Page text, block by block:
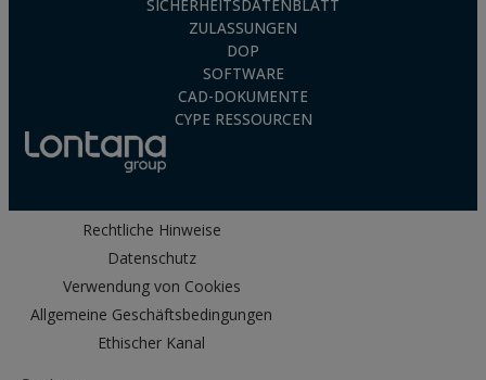
SICHERHEITSDATENBLATT
ZULASSUNGEN
DOP
SOFTWARE
CAD-DOKUMENTE
CYPE RESSOURCEN
Rechtliche Hinweise
Datenschutz
Verwendung von Cookies
Allgemeine Geschäftsbedingungen
Ethischer Kanal